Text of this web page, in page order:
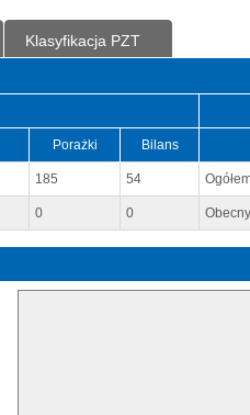
Klasyfikacja PZT
Porażki Bilans
185 54
0 0